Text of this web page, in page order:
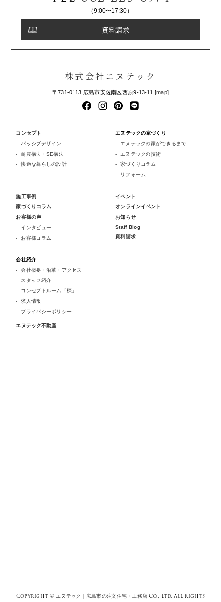
（9:00〜17:30）
資料請求
株式会社エヌテック
〒731-0113 広島市安佐南区西原9-13-11 [map]
コンセプト
パッシブデザイン
耐震構法・SE構法
快適な暮らしの設計
エヌテックの家づくり
エヌテックの家ができるまで
エヌテックの技術
家づくりコラム
リフォーム
施工事例
家づくりコラム
お客様の声
インタビュー
お客様コラム
イベント
オンラインイベント
お知らせ
Staff Blog
資料請求
会社紹介
会社概要・沿革・アクセス
スタッフ紹介
コンセプトルーム「檪」
求人情報
プライバシーポリシー
エヌテック不動産
Copyright ©エヌテック｜広島市の注文住宅・工務店 Co., Ltd. All Rights